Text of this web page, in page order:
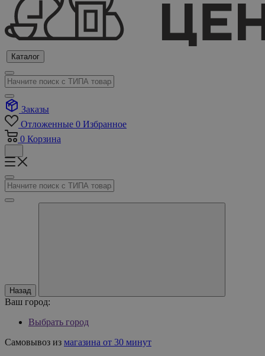
Каталог
Заказы
Отложенные 0 Избранное
0 Корзина
Назад
Ваш город:
Выбрать город
Самовывоз из магазина от 30 минут